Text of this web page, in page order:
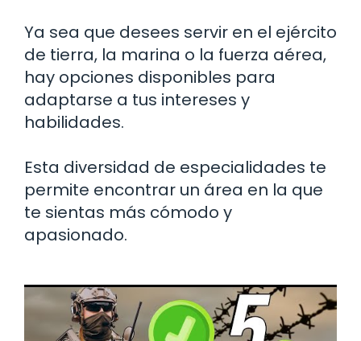
Ya sea que desees servir en el ejército
de tierra, la marina o la fuerza aérea,
hay opciones disponibles para
adaptarse a tus intereses y
habilidades.
Esta diversidad de especialidades te
permite encontrar un área en la que
te sientas más cómodo y
apasionado.